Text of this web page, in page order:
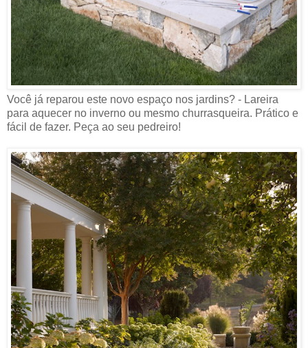
Você já reparou este novo espaço nos jardins? - Lareira
para aquecer no inverno ou mesmo churrasqueira. Prático e
fácil de fazer. Peça ao seu pedreiro!